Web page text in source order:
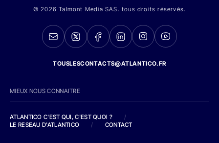
© 2026 Talmont Media SAS. tous droits réservés.
TOUSLESCONTACTS@ATLANTICO.FR
MIEUX NOUS CONNAITRE
ATLANTICO C'EST QUI, C'EST QUOI ?
/
LE RESEAU D'ATLANTICO
/ CONTACT